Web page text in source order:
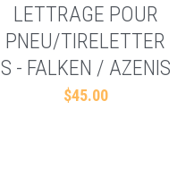
LETTRAGE POUR
PNEU/TIRELETTER
S - FALKEN / AZENIS
$45.00